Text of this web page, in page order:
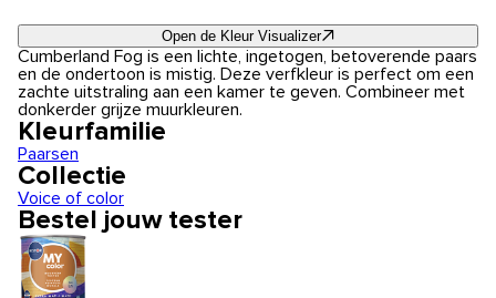
Open de Kleur Visualizer
Cumberland Fog is een lichte, ingetogen, betoverende paars
en de ondertoon is mistig. Deze verfkleur is perfect om een
zachte uitstraling aan een kamer te geven. Combineer met
donkerder grijze muurkleuren.
Kleurfamilie
Paarsen
Collectie
Voice of color
Bestel jouw tester